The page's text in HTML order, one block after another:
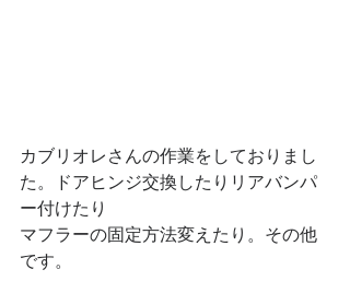
カブリオレさんの作業をしておりまし
た。ドアヒンジ交換したりリアバンパ
ー付けたり
マフラーの固定方法変えたり。その他
です。